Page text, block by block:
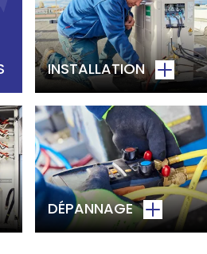
INSTALLATION
DÉPANNAGE